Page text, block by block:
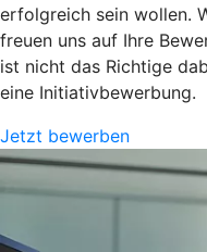
erfolgreich sein wollen.
freuen uns auf Ihre
ist nicht das Richtige
eine Initiativbewerbung.
Jetzt bewerben